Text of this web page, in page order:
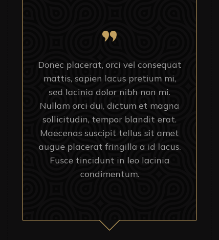
Donec placerat, orci vel consequat
mattis, sapien lacus pretium mi,
sed lacinia dolor nibh non mi.
Nullam orci dui, dictum et magna
sollicitudin, tempor blandit erat.
Maecenas suscipit tellus sit amet
augue placerat fringilla a id lacus.
Fusce tincidunt in leo lacinia
condimentum.